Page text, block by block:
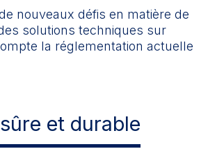
nouveaux défis en matière de
solutions techniques sur
la réglementation actuelle
et durable